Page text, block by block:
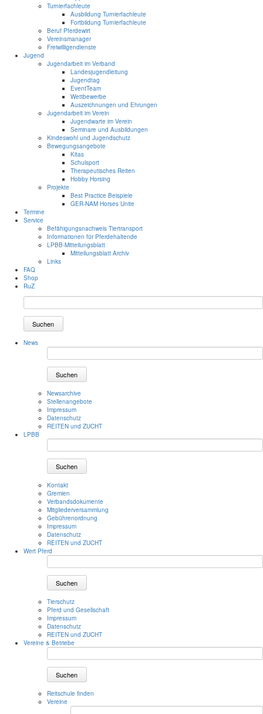
Turnierfachleute
Ausbildung Turnierfachleute
Fortbildung Turnierfachleute
Beruf Pferdewirt
Vereinsmanager
Freiwilligendienste
Jugend
Jugendarbeit im Verband
Landesjugendleitung
Jugendtag
EventTeam
Wettbewerbe
Auszeichnungen und Ehrungen
Jugendarbeit im Verein
Jugendwarte im Verein
Seminare und Ausbildungen
Kindeswohl und Jugendschutz
Bewegungsangebote
Kitas
Schulsport
Therapeutisches Reiten
Hobby Horsing
Projekte
Best Practice Beispiele
GER-NAM Horses Unite
Termine
Service
Befähigungsnachweis Tiertransport
Informationen für Pferdehaltende
LPBB-Mitteilungsblatt
Mitteilungsblatt Archiv
Links
FAQ
Shop
RuZ
Suchen
News
Suchen
Newsarchive
Stellenangebote
Impressum
Datenschutz
REITEN und ZUCHT
LPBB
Suchen
Kontakt
Gremien
Verbandsdokumente
Mitgliederversammlung
Gebührenordnung
Impressum
Datenschutz
REITEN und ZUCHT
Wert Pferd
Suchen
Tierschutz
Pferd und Gesellschaft
Impressum
Datenschutz
REITEN und ZUCHT
Vereine & Betriebe
Suchen
Reitschule finden
Vereine